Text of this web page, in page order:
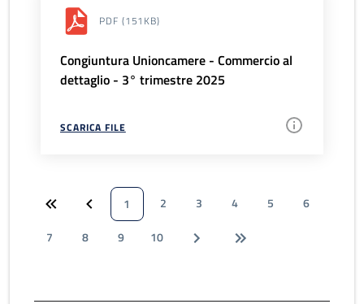
PDF (151KB)
Congiuntura Unioncamere - Commercio al
dettaglio - 3° trimestre 2025
SCARICA FILE
1 2 3 4 5
6
7
8 9 10